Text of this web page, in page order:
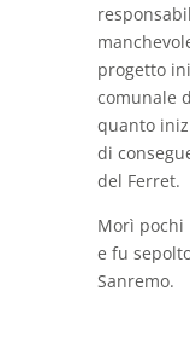
progetto
comunale
quanto
di
del Ferret.
Morì pochi
e fu
Sanremo.